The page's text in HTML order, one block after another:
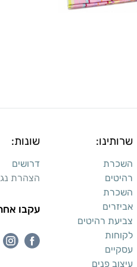
שרותינו:
השכרת
רהיטים
השכרת
אביזרים
צביעת רהיטים
לקוחות
עסקיים
עיצוב פנים
שונות:
דרושים
הצהרת
עקבו